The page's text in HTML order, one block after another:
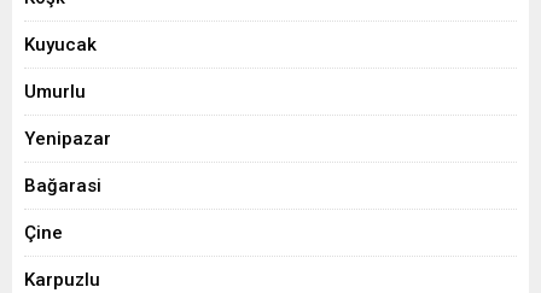
Kuyucak
Umurlu
Yenipazar
Bağarasi
Çine
Karpuzlu